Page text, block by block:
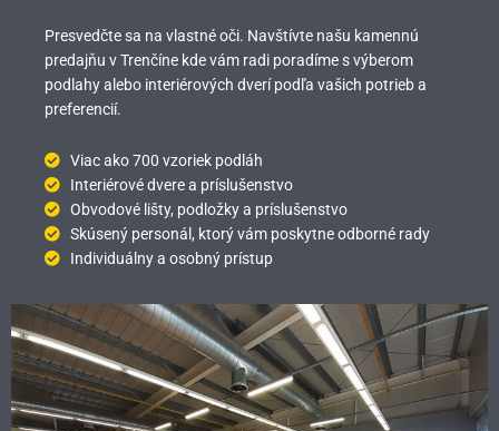
Presvedčte sa na vlastné oči. Navštívte našu kamennú
predajňu v Trenčíne kde vám radi poradíme s výberom
podlahy alebo interiérových dverí podľa vašich potrieb a
preferencií.
Viac ako 700 vzoriek podláh
Interiérové dvere a príslušenstvo
Obvodové lišty, podložky a príslušenstvo
Skúsený personál, ktorý vám poskytne odborné rady
Individuálny a osobný prístup